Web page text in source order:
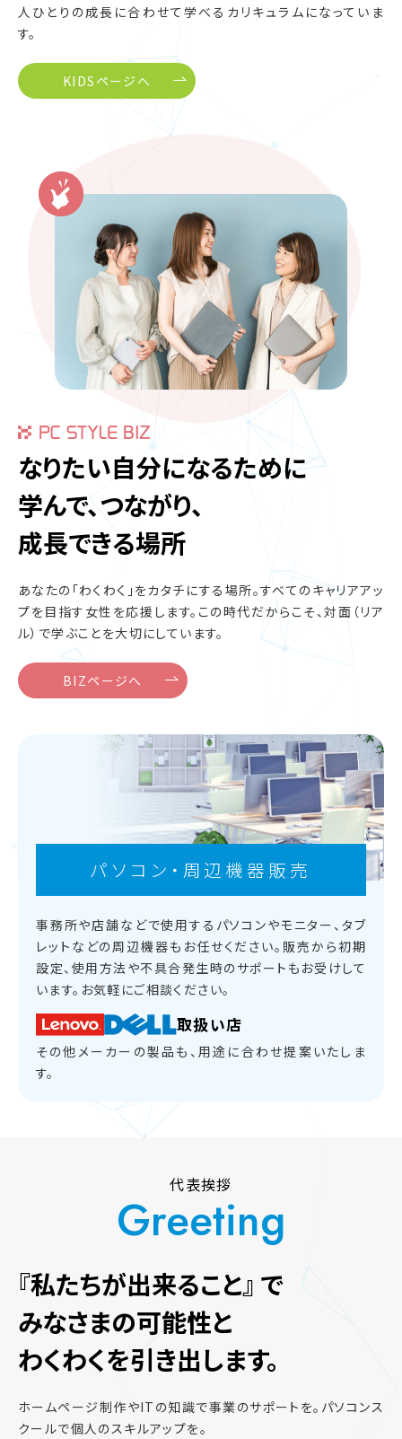
人ひとりの成長に合わせて学べるカリキュラムになっていま
す。
KIDSページへ
なりたい自分になるために
学んで、つながり、
成長できる場所
あなたの「わくわく」をカタチにする場所。すべてのキャリアアッ
プを目指す女性を応援します。 この時代だからこそ、対面（リア
ル）で学ぶことを大切にしています。
BIZページへ
パソコン・周辺機器販売
事務所や店舗などで使用するパソコンやモニター、 タブ
レットなどの周辺機器もお任せください。 販売から初期
設定、使用方法や不具合発生時のサポートもお受けして
います。 お気軽にご相談ください。
取扱い店
その他メーカーの製品も、用途に合わせ提案いたしま
す。
代表挨拶
Greeting
『私たちが出来ること』 で
みなさまの可能性と
わくわくを引き出します。
ホームページ制作やITの知識で事業のサポートを。パソコンス
クールで個人のスキルアップを。